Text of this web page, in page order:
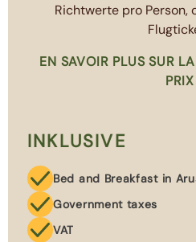
Richtwerte pro Person,
EN SAVOIR PLUS SUR
PRIX
INKLUSIVE
Bed and Breakfast in
Government taxes
VAT